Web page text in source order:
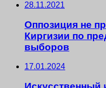
28.11.2021
Оппозиция не
Киргизии по
выборов
17.01.2024